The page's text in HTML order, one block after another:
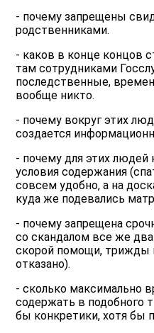
- почему запрещены
родственниками.
- каков в конце концов
там сотрудниками
последственные,
вообще никто.
- почему вокруг этих
создается
- почему для этих
условия содержания
совсем удобно, а на
куда же подевались
- почему запрещена
со скандалом все же
скорой помощи, трижды
отказано).
- сколько максимально
содержать в подобного
бы конкретики, хотя бы